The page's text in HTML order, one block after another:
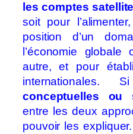
les comptes
soit pour
position d’un
l’économie
autre, et pour
internationales.
conceptuelles ou
entre les deux
pouvoir les